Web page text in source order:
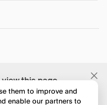
this page
them to improve and
enable our partners to